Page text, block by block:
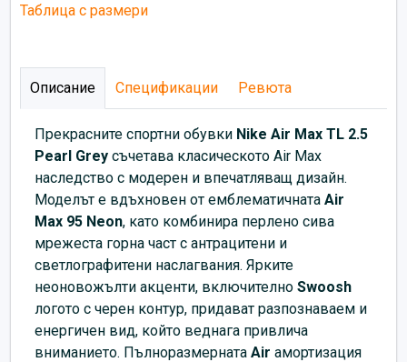
Таблица с размери
Описание Спецификации Ревюта
Прекрасните спортни обувки Nike Air Max TL 2.5
Pearl Grey съчетава класическото Air Max
наследство с модерен и впечатляващ дизайн.
Моделът е вдъхновен от емблематичната Air
Max 95 Neon, като комбинира перлено сива
мрежеста горна част с антрацитени и
светлографитени наслагвания. Ярките
неоновожълти акценти, включително Swoosh
логото с черен контур, придават разпознаваем и
енергичен вид, който веднага привлича
вниманието. Пълноразмерната Air амортизация